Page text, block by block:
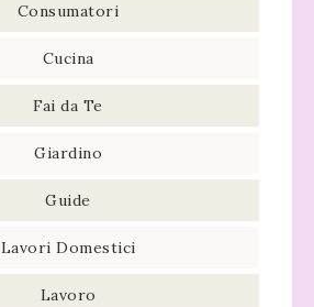
Consumatori
Cucina
Fai da Te
Giardino
Guide
Lavori Domestici
Lavoro